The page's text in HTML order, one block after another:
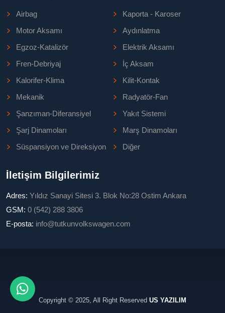
Airbag
Kaporta - Karoser
Motor Aksamı
Aydınlatma
Egzoz-Katalizör
Elektrik Aksamı
Fren-Debriyaj
İç Aksam
Kalorifer-Klima
Kilit-Kontak
Mekanik
Radyatör-Fan
Şanzıman-Diferansiyel
Yakıt Sistemi
Şarj Dinamoları
Marş Dinamoları
Süspansiyon ve Direksiyon
Diğer
İletişim Bilgilerimiz
Adres: Yıldız Sanayi Sitesi 3. Blok No:28 Ostim Ankara
GSM: 0 (542) 288 3806
E-posta: info@tutkunvolkswagen.com
Copyright © 2025, All Right Reserved US YAZILIM